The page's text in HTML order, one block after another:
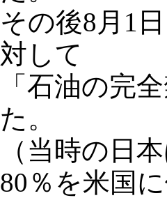
その後8月1
対して
「石油の完
た。
（当時の日
80％を米国